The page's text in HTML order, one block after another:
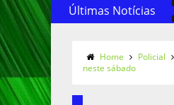
Últimas Notícias
Home Policial
neste sábado